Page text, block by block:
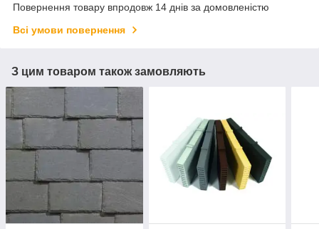
Повернення товару впродовж 14 днів за домовленістю
Всі умови повернення
З цим товаром також замовляють